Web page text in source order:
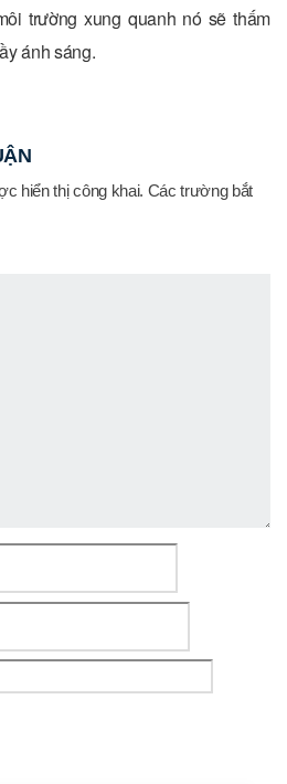
trường xung quanh nó sẽ thấm
ánh sáng.
hiển thị công khai. Các trường bắt